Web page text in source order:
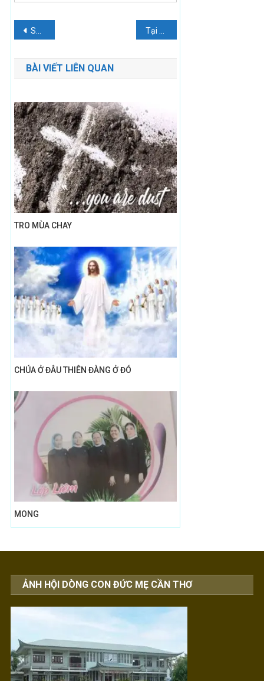
Điều
hướng
bài
viết
Sứ điệp Đức Thánh Cha gửi Phiên họp thứ 47 của Quỹ Quốc tế về Phát triển Nông nghiệp năm 2024 Tại sao Thứ Tư Lễ Tro là “phụng vụ sự chết”
BÀI VIẾT LIÊN QUAN
TRO MÙA CHAY
CHÚA Ở ĐÂU THIÊN ĐÀNG Ở ĐÓ
MONG
ẢNH HỘI DÒNG CON ĐỨC MẸ CẦN THƠ